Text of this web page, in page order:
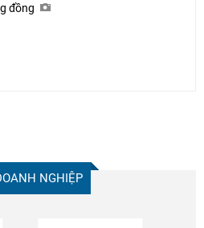
đồng
NGHIỆP